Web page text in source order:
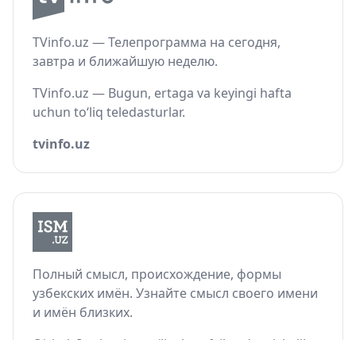
TVinfo.uz — Телепрограмма на сегодня,
завтра и ближайшую неделю.
TVinfo.uz — Bugun, ertaga va keyingi hafta
uchun to‘liq teledasturlar.
tvinfo.uz
Полный смысл, происхождение, формы
узбекских имён. Узнайте смысл своего имени
и имён близких.